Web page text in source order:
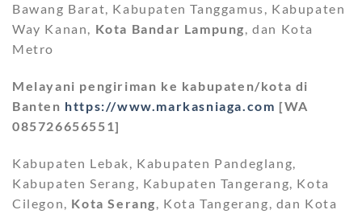
Bawang Barat, Kabupaten Tanggamus, Kabupaten
Way Kanan, Kota Bandar Lampung, dan Kota
Metro
Melayani pengiriman ke kabupaten/kota di
Banten https://www.markasniaga.com [WA
085726656551]
Kabupaten Lebak, Kabupaten Pandeglang,
Kabupaten Serang, Kabupaten Tangerang, Kota
Cilegon, Kota Serang
, Kota Tangerang, dan Kota